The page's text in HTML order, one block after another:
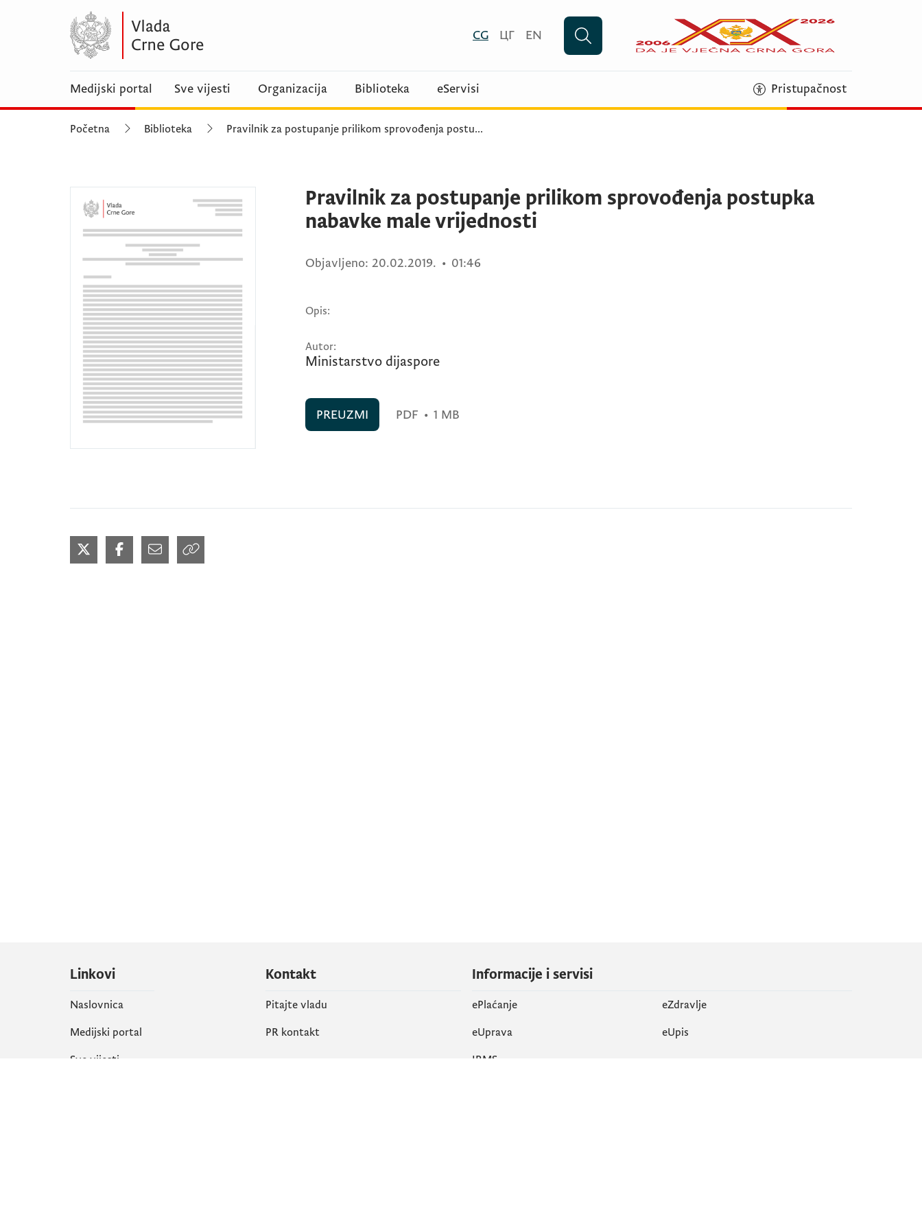
CG ЦГ EN
Medijski portal Sve vijesti Organizacija Biblioteka eServisi Pristupačnost
Početna Biblioteka Pravilnik za postupanje prilikom sprovođenja postu...
Pravilnik za postupanje prilikom sprovođenja postupka
nabavke male vrijednosti
Objavljeno: 20.02.2019. • 01:46
Opis:
Autor:
Ministarstvo dijaspore
PREUZMI PDF • 1 MB
Linkovi
Naslovnica
Medijski portal
Sve vijesti
Kontakt
Pitajte vladu
PR kontakt
Informacije i servisi
ePlaćanje
eZdravlje
eUprava
еUpis
IRMS